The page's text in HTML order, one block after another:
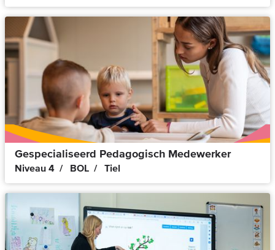
Gespecialiseerd Pedagogisch Medewerker
Niveau 4 BOL Tiel